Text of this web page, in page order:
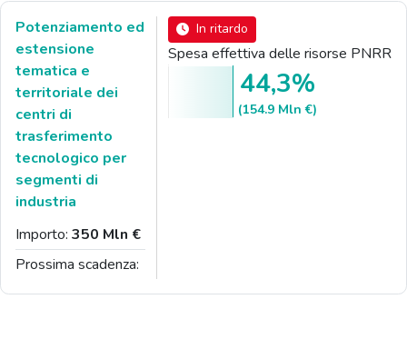
Potenziamento ed
estensione
tematica e
territoriale dei
centri di
trasferimento
tecnologico per
segmenti di
industria
Importo: 350 Mln €
Prossima scadenza:
In ritardo
Spesa effettiva delle risorse PNRR
44,3%
(154.9 Mln €)